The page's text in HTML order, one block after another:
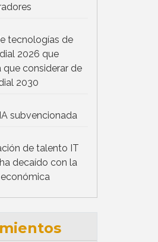
tecnologías de
2026 que
que considerar de
2030
subvencionada
de talento IT
decaído con la